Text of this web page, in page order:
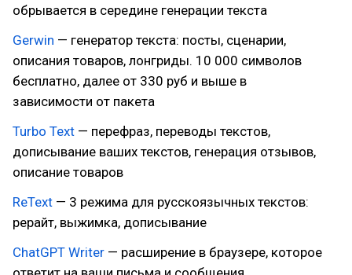
обрывается в середине генерации текста
Gerwin — генератор текста: посты, сценарии,
описания товаров, лонгриды. 10 000 символов
бесплатно, далее от 330 руб и выше в
зависимости от пакета
Turbo Text — перефраз, переводы текстов,
дописывание ваших текстов, генерация отзывов,
описание товаров
ReText — 3 режима для русскоязычных текстов:
рерайт, выжимка, дописывание
ChatGPT Writer — расширение в браузере, которое